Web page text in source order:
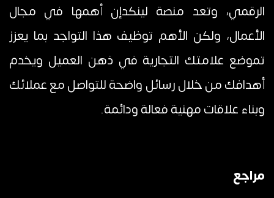
الرقمي، وتعد منصة لينكدإن أهمها في مجال
الأعمال، ولكن الأهم توظيف هذا التواجد بما يعزز
تموضع علامتك التجارية في ذهن العميل ويخدم
أهدافك من خلال رسائل واضحة للتواصل مع عملائك
وبناء علاقات مهنية فعالة ودائمة.
مراجع